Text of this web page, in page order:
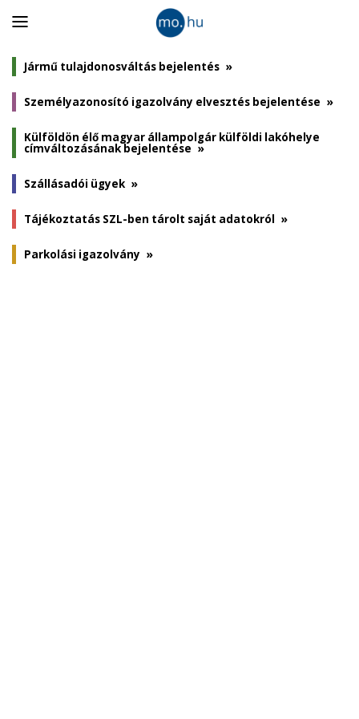
Panel
nyitása
Jármű tulajdonosváltás bejelentés »
Személyazonosító igazolvány elvesztés bejelentése »
Külföldön élő magyar állampolgár külföldi lakóhelye
címváltozásának bejelentése »
Szállásadói ügyek »
Tájékoztatás SZL-ben tárolt saját adatokról »
Parkolási igazolvány »